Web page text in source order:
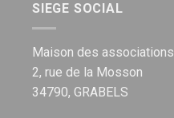
SIEGE SOCIAL
Maison des associations
2, rue de la Mosson
34790, GRABELS